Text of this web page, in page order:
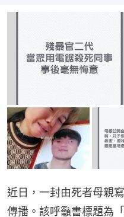
近日，一封由死者母親
傳播。該呼籲書標題為